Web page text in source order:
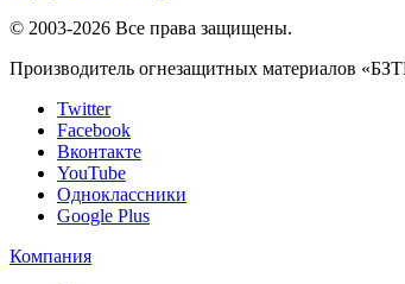
© 2003-2026 Все права защищены.
Производитель огнезащитных материалов
Twitter
Facebook
Вконтакте
YouTube
Одноклассники
Google Plus
Компания